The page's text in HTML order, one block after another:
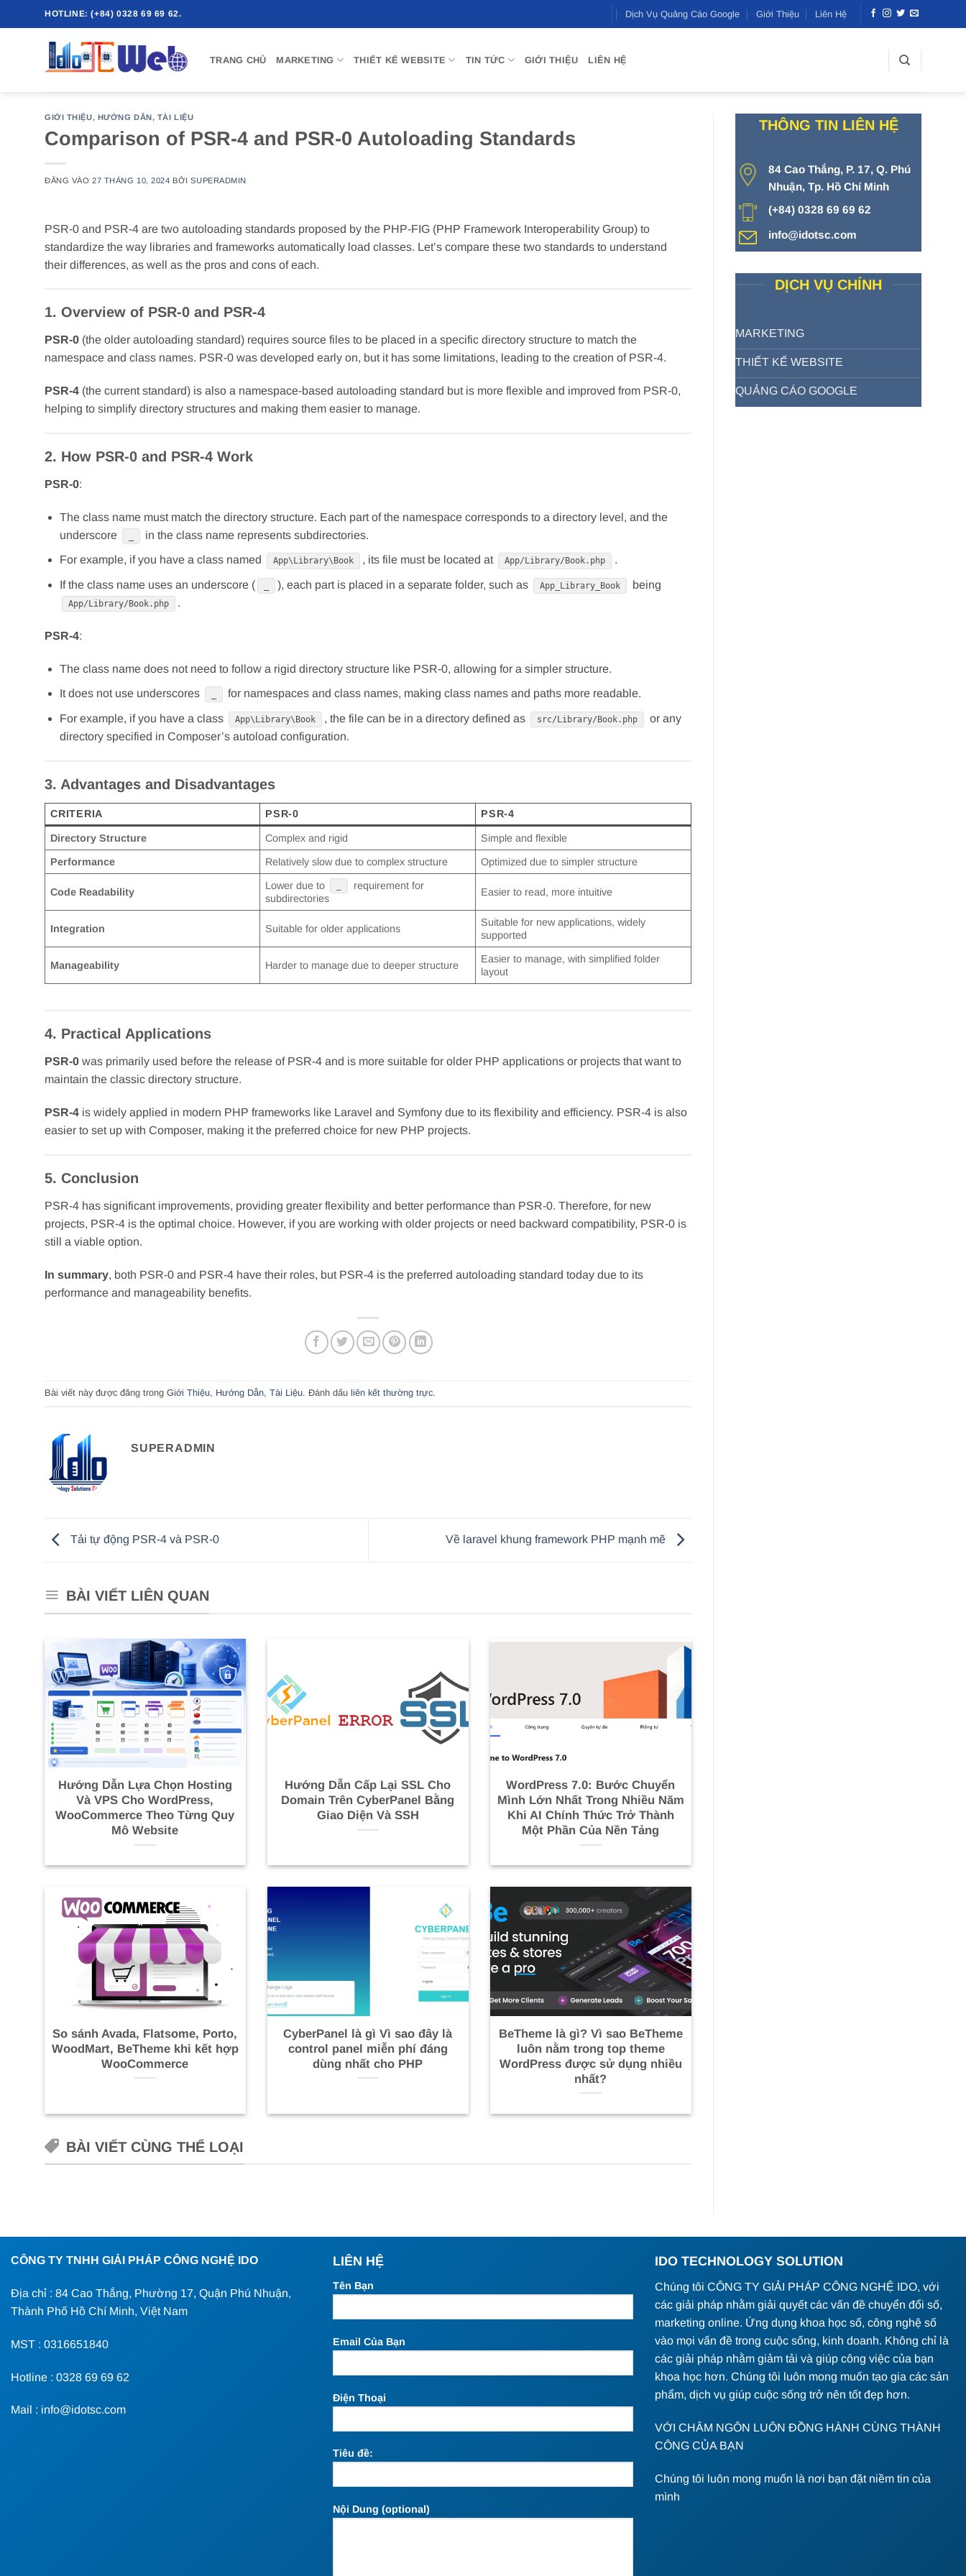
qua
HOTLINE: (+84) 0328 69 69 62. Dịch Vụ Quảng Cáo Google Giới Thiệu Liên Hệ
TRANG CHỦ MARKETING THIẾT KẾ WEBSITE TIN TỨC GIỚI THIỆU LIÊN HỆ
GIỚI THIỆU, HƯỚNG DẪN, TÀI LIỆU
Comparison of PSR-4 and PSR-0 Autoloading Standards
ĐĂNG VÀO27 THÁNG 10, 2024 BỞISUPERADMIN
PSR-0 and PSR-4 are two autoloading standards proposed by the PHP-FIG (PHP Framework Interoperability Group) to
standardize the way libraries and frameworks automatically load classes. Let’s compare these two standards to understand
their differences, as well as the pros and cons of each.
1. Overview of PSR-0 and PSR-4
PSR-0 (the older autoloading standard) requires source files to be placed in a specific directory structure to match the
namespace and class names. PSR-0 was developed early on, but it has some limitations, leading to the creation of PSR-4.
PSR-4 (the current standard) is also a namespace-based autoloading standard but is more flexible and improved from PSR-0,
helping to simplify directory structures and making them easier to manage.
2. How PSR-0 and PSR-4 Work
PSR-0:
The class name must match the directory structure. Each part of the namespace corresponds to a directory level, and the
underscore
in the class name represents subdirectories.
For example, if you have a class named App\Library\Book , its file must be located at App/Library/Book.php .
If the class name uses an underscore ( ), each part is placed in a separate folder, such as App_Library_Book being
App/Library/Book.php .
PSR-4:
The class name does not need to follow a rigid directory structure like PSR-0, allowing for a simpler structure.
It does not use underscores for namespaces and class names, making class names and paths more readable.
For example, if you have a class App\Library\Book , the file can be in a directory defined as src/Library/Book.php
or any
directory specified in Composer’s autoload configuration.
3. Advantages and Disadvantages
CRITERIA PSR-0 PSR-4
Directory Structure Complex and rigid Simple and flexible
Performance Relatively slow due to complex structure Optimized due to simpler structure
Code Readability
Lower due to
requirement for
subdirectories
Easier to read, more intuitive
Integration Suitable for older applications
Suitable for new applications, widely
supported
Manageability Harder to manage due to deeper structure
Easier to manage, with simplified folder
layout
4. Practical Applications
PSR-0 was primarily used before the release of PSR-4 and is more suitable for older PHP applications or projects that want to
maintain the classic directory structure.
PSR-4 is widely applied in modern PHP frameworks like Laravel and Symfony due to its flexibility and efficiency. PSR-4 is also
easier to set up with Composer, making it the preferred choice for new PHP projects.
5. Conclusion
PSR-4 has significant improvements, providing greater flexibility and better performance than PSR-0. Therefore, for new
projects, PSR-4 is the optimal choice. However, if you are working with older projects or need backward compatibility, PSR-0 is
still a viable option.
In summary, both PSR-0 and PSR-4 have their roles, but PSR-4 is the preferred autoloading standard today due to its
performance and manageability benefits.
Bài viết này được đăng trong Giới Thiệu, Hướng Dẫn, Tài Liệu. Đánh dấu liên kết thường trực.
SUPERADMIN
Tải tự động PSR-4 và PSR-0 Về laravel khung framework PHP mạnh mẽ
BÀI VIẾT LIÊN QUAN
Hướng Dẫn Lựa Chọn Hosting
Và VPS Cho WordPress,
WooCommerce Theo Từng Quy
Mô Website
Hướng Dẫn Cấp Lại SSL Cho
Domain Trên CyberPanel Bằng
Giao Diện Và SSH
WordPress 7.0: Bước Chuyển
Mình Lớn Nhất Trong Nhiều Năm
Khi AI Chính Thức Trở Thành
Một Phần Của Nền Tảng
So sánh Avada, Flatsome, Porto,
WoodMart, BeTheme khi kết hợp
WooCommerce
CyberPanel là gì Vì sao đây là
control panel miễn phí đáng
dùng nhất cho PHP
BeTheme là gì? Vì sao BeTheme
luôn nằm trong top theme
WordPress được sử dụng nhiều
nhất?
BÀI VIẾT CÙNG THỂ LOẠI
THÔNG TIN LIÊN HỆ
84 Cao Thắng, P. 17, Q. Phú
Nhuận, Tp. Hồ Chí Minh
(+84) 0328 69 69 62
info@idotsc.com
DỊCH VỤ CHÍNH
MARKETING
THIẾT KẾ WEBSITE
QUẢNG CÁO GOOGLE
CÔNG TY TNHH GIẢI PHÁP CÔNG NGHỆ IDO
Địa chỉ : 84 Cao Thắng, Phường 17, Quận Phú Nhuận,
Thành Phố Hồ Chí Minh, Việt Nam
MST : 0316651840
Hotline : 0328 69 69 62
Mail : info@idotsc.com
LIÊN HỆ
Tên Bạn
Email Của Bạn
Điện Thoại
Tiêu đề:
Nội Dung (optional)
IDO TECHNOLOGY SOLUTION
Chúng tôi CÔNG TY GIẢI PHÁP CÔNG NGHỆ IDO, với
các giải pháp nhằm giải quyết các vấn đề chuyển đổi số,
marketing online. Ứng dụng khoa học số, công nghệ số
vào mọi vấn đề trong cuộc sống, kinh doanh. Không chỉ là
các giải pháp nhằm giảm tải và giúp công việc của bạn
khoa học hơn. Chúng tôi luôn mong muốn tạo gia các sản
phẩm, dịch vụ giúp cuộc sống trở nên tốt đẹp hơn.
VỚI CHÂM NGÔN LUÔN ĐỒNG HÀNH CÙNG THÀNH
CÔNG CỦA BẠN
Chúng tôi luôn mong muốn là nơi bạn đặt niềm tin của
mình